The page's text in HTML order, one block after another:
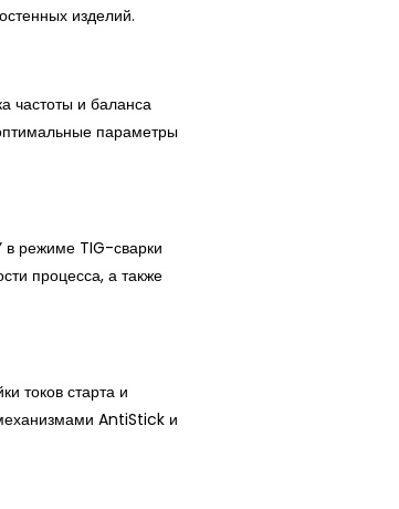
изделий.
частоты и баланса
параметры
режиме TIG-сварки
процесса, а также
токов старта и
AntiStick и